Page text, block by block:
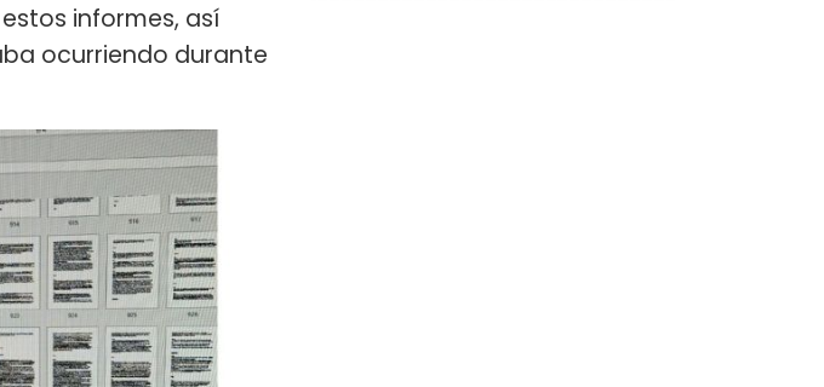
informes, así
ocurriendo durante